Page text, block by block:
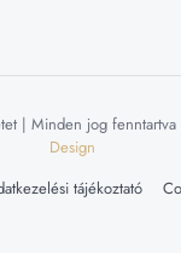
| Minden jog fenntartva
Design
tájékoztató